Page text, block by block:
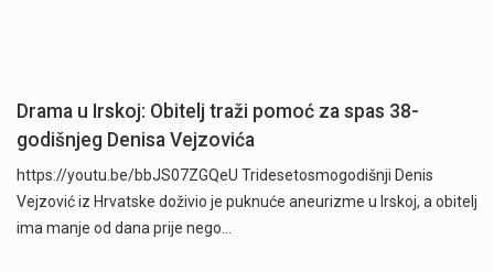
Drama u Irskoj: Obitelj traži pomoć za spas 38-
godišnjeg Denisa Vejzovića
https://youtu.be/bbJS07ZGQeU Tridesetosmogodišnji Denis
Vejzović iz Hrvatske doživio je puknuće aneurizme u Irskoj, a obitelj
ima manje od dana prije nego…